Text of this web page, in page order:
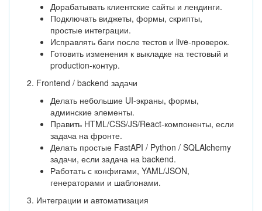
Дорабатывать клиентские сайты и лендинги.
Подключать виджеты, формы, скрипты,
простые интеграции.
Исправлять баги после тестов и live-проверок.
Готовить изменения к выкладке на тестовый и
production-контур.
2. Frontend / backend задачи
Делать небольшие UI-экраны, формы,
админские элементы.
Править HTML/CSS/JS/React-компоненты, если
задача на фронте.
Делать простые FastAPI / Python / SQLAlchemy
задачи, если задача на backend.
Работать с конфигами, YAML/JSON,
генераторами и шаблонами.
3. Интеграции и автоматизация